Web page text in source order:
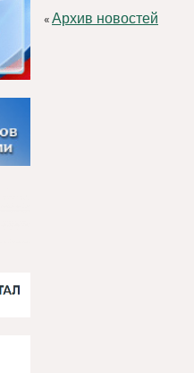
«Архив новостей